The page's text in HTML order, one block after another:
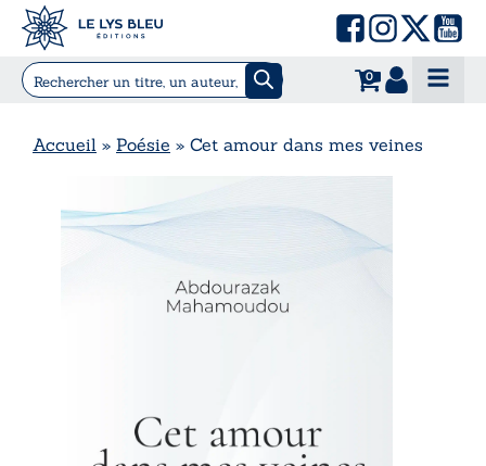
0
Accueil » Poésie » Cet amour dans mes veines